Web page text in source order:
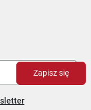
Zapisz się